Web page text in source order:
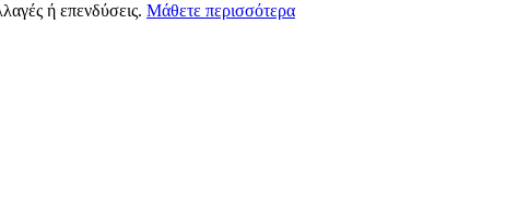
ή επενδύσεις. Μάθετε περισσότερα